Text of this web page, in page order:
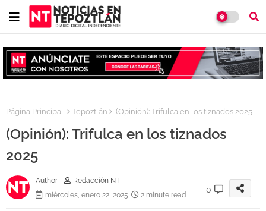
Página Principal Tepoztlán (Opinión): Trifulca en los tiznados 2025
(Opinión): Trifulca en los tiznados
2025
Author -
Redacción NT
miércoles, enero 22, 2025
2 minute read
0